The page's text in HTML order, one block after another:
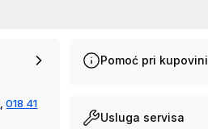
018 41
Pomoć pri kupovini
Usluga servisa